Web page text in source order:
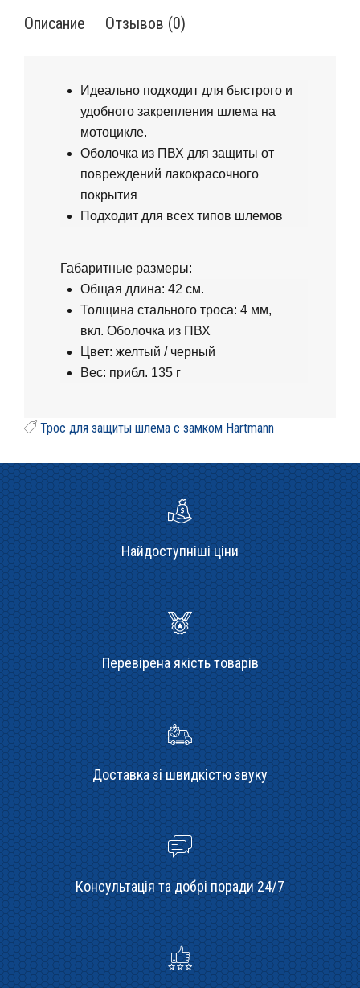
Описание Отзывов (0)
Идеально подходит для быстрого и
удобного закрепления шлема на
мотоцикле.
Оболочка из ПВХ для защиты от
повреждений лакокрасочного
покрытия
Подходит для всех типов шлемов
Габаритные размеры:
Общая длина: 42 см.
Толщина стального троса: 4 мм,
вкл. Оболочка из ПВХ
Цвет: желтый / черный
Вес: прибл. 135 г
Трос для защиты шлема с замком Hartmann
Найдоступніші ціни
Перевірена якість товарів
Доставка зі швидкістю звуку
Консультація та добрі поради 24/7